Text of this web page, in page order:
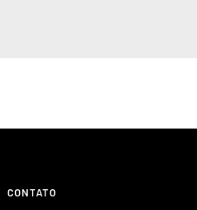
CONTATO